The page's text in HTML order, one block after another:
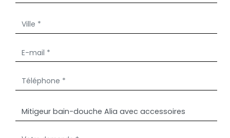
NOUS REJOINDRE
POLITIQUE QUALITÉ